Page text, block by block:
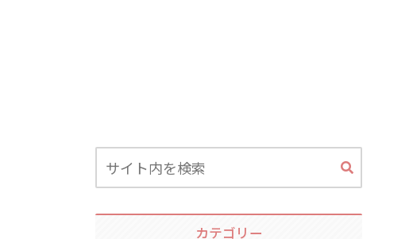
カテゴリー